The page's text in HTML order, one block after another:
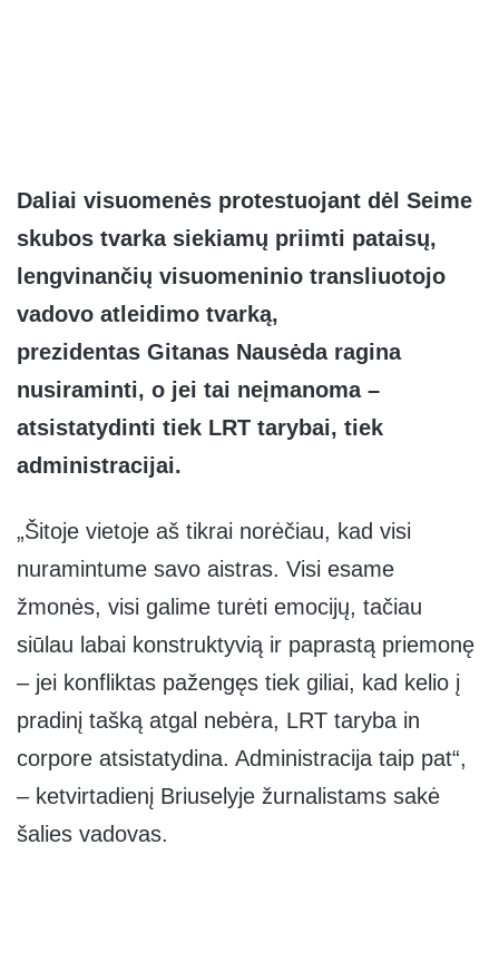
Daliai visuomenės protestuojant dėl Seime
skubos tvarka siekiamų priimti pataisų,
lengvinančių visuomeninio transliuotojo
vadovo atleidimo tvarką,
prezidentas Gitanas Nausėda ragina
nusiraminti, o jei tai neįmanoma –
atsistatydinti tiek LRT tarybai, tiek
administracijai.
„Šitoje vietoje aš tikrai norėčiau, kad visi
nuramintume savo aistras. Visi esame
žmonės, visi galime turėti emocijų, tačiau
siūlau labai konstruktyvią ir paprastą priemonę
– jei konfliktas pažengęs tiek giliai, kad kelio į
pradinį tašką atgal nebėra, LRT taryba in
corpore atsistatydina. Administracija taip pat“,
– ketvirtadienį Briuselyje žurnalistams sakė
šalies vadovas.